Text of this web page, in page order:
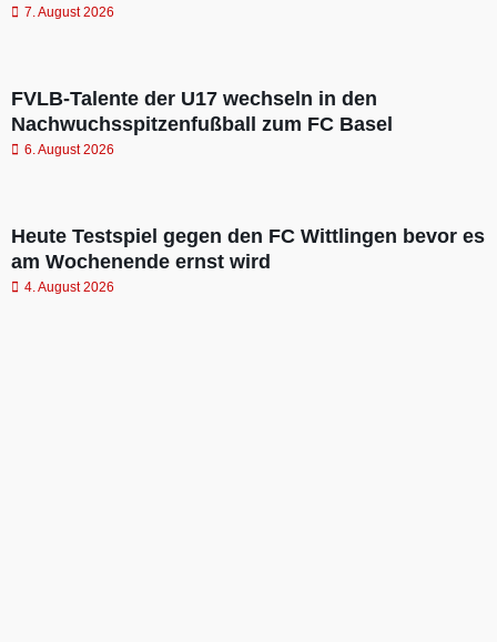
7. August 2026
FVLB-Talente der U17 wechseln in den
Nachwuchsspitzenfußball zum FC Basel
6. August 2026
Heute Testspiel gegen den FC Wittlingen bevor es
am Wochenende ernst wird
4. August 2026